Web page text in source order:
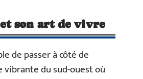
son art de vivre
de passer à côté de
vibrante du sud-ouest où